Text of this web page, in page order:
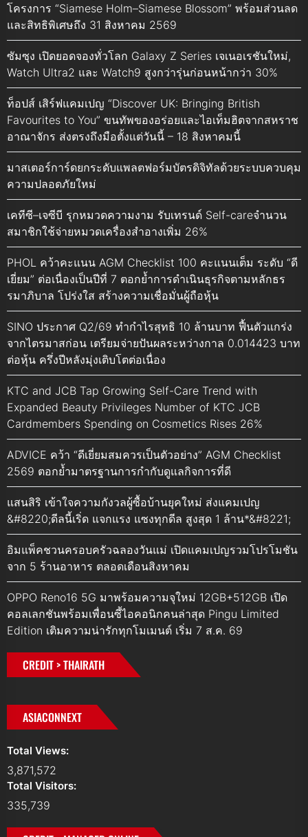
โครงการ “Siamese Holm–Siamese Blossom” พร้อมส่วนลด
และสิทธิพิเศษถึง 31 สิงหาคม 2569
ซัมซุง เปิดยอดจองทั่วโลก Galaxy Z Series เจเนอเรชันใหม่,
Watch Ultra2 และ Watch9 สูงกว่ารุ่นก่อนหน้ากว่า 30%
ท็อปส์ เสิร์ฟแคมเปญ “Discover UK: Bringing British
Favourites to You” ขนทัพของอร่อยและไอเท็มฮิตจากสหราช
อาณาจักร ส่งตรงถึงมือตั้งแต่วันนี้ – 18 สิงหาคมนี้
มาสเตอร์การ์ดยกระดับแพลตฟอร์มบัตรดิจิทัลด้วยระบบควบคุม
ความปลอดภัยใหม่
เคทีซี–เจซีบี รุกหมวดความงาม รับเทรนด์ Self-careจำนวน
สมาชิกใช้จ่ายหมวดเครื่องสำอางเพิ่ม 26%
PHOL คว้าคะแนน AGM Checklist 100 คะแนนเต็ม ระดับ “ดี
เยี่ยม” ต่อเนื่องเป็นปีที่ 7 ตอกย้ำการดำเนินธุรกิจตามหลักธร
รมาภิบาล โปร่งใส สร้างความเชื่อมั่นผู้ถือหุ้น
SINO ประกาศ Q2/69 ทำกำไรสุทธิ 10 ล้านบาท ฟื้นตัวแกร่ง
จากไตรมาสก่อน เตรียมจ่ายปันผลระหว่างกาล 0.014423 บาท
ต่อหุ้น ครึ่งปีหลังมุ่งเติบโตต่อเนื่อง
KTC and JCB Tap Growing Self-Care Trend with
Expanded Beauty Privileges Number of KTC JCB
Cardmembers Spending on Cosmetics Rises 26%
ADVICE คว้า “ดีเยี่ยมสมควรเป็นตัวอย่าง” AGM Checklist
2569 ตอกย้ำมาตรฐานการกำกับดูแลกิจการที่ดี
แสนสิริ เข้าใจความกังวลผู้ซื้อบ้านยุคใหม่ ส่งแคมเปญ
&#8220;ดีลนี้เริ่ด แจกแรง แซงทุกดีล สูงสุด 1 ล้าน*&#8221;
อิมแพ็คชวนครอบครัวฉลองวันแม่ เปิดแคมเปญรวมโปรโมชัน
จาก 5 ร้านอาหาร ตลอดเดือนสิงหาคม
OPPO Reno16 5G มาพร้อมความจุใหม่ 12GB+512GB เปิด
คอลเลกชันพร้อมเพื่อนซี้ไอคอนิกคนล่าสุด Pingu Limited
Edition เติมความน่ารักทุกโมเมนต์ เริ่ม 7 ส.ค. 69
CREDIT > THAIRATH
ASIACONNEXT
Total Views:
3,871,572
Total Visitors:
335,739